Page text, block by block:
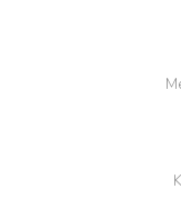
Ürün fiyatı diğer
Bu ürüne benzer